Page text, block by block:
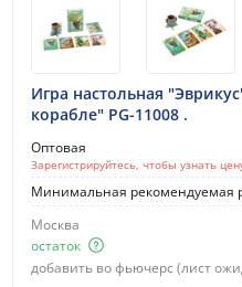
Игра настольная
корабле" PG-11008 .
Оптовая
Зарегистрируйтесь, чтобы узнать
Минимальная рекомендуемая
Москва
остаток
добавить во фьючерс (лист